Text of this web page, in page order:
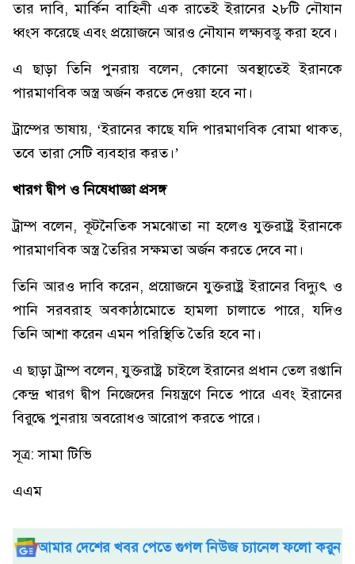
তার দাবি, মার্কিন বাহিনী এক রাতেই ইরানের ২৮টি নৌযান
ধ্বংস করেছে এবং প্রয়োজনে আরও নৌযান লক্ষ্যবস্তু করা হবে।
এ ছাড়া তিনি পুনরায় বলেন, কোনো অবস্থাতেই ইরানকে
পারমাণবিক অস্ত্র অর্জন করতে দেওয়া হবে না।
ট্রাম্পের ভাষায়, ‘ইরানের কাছে যদি পারমাণবিক বোমা থাকত,
তবে তারা সেটি ব্যবহার করত।’
খারগ দ্বীপ ও নিষেধাজ্ঞা প্রসঙ্গ
ট্রাম্প বলেন, কূটনৈতিক সমঝোতা না হলেও যুক্তরাষ্ট্র ইরানকে
পারমাণবিক অস্ত্র তৈরির সক্ষমতা অর্জন করতে দেবে না।
তিনি আরও দাবি করেন, প্রয়োজনে যুক্তরাষ্ট্র ইরানের বিদ্যুৎ ও
পানি সরবরাহ অবকাঠামোতে হামলা চালাতে পারে, যদিও
তিনি আশা করেন এমন পরিস্থিতি তৈরি হবে না।
এ ছাড়া ট্রাম্প বলেন, যুক্তরাষ্ট্র চাইলে ইরানের প্রধান তেল রপ্তানি
কেন্দ্র খারগ দ্বীপ নিজেদের নিয়ন্ত্রণে নিতে পারে এবং ইরানের
বিরুদ্ধে পুনরায় অবরোধও আরোপ করতে পারে।
সূত্র: সামা টিভি
এএম
আমার দেশের খবর পেতে গুগল নিউজ চ্যানেল ফলো করুন